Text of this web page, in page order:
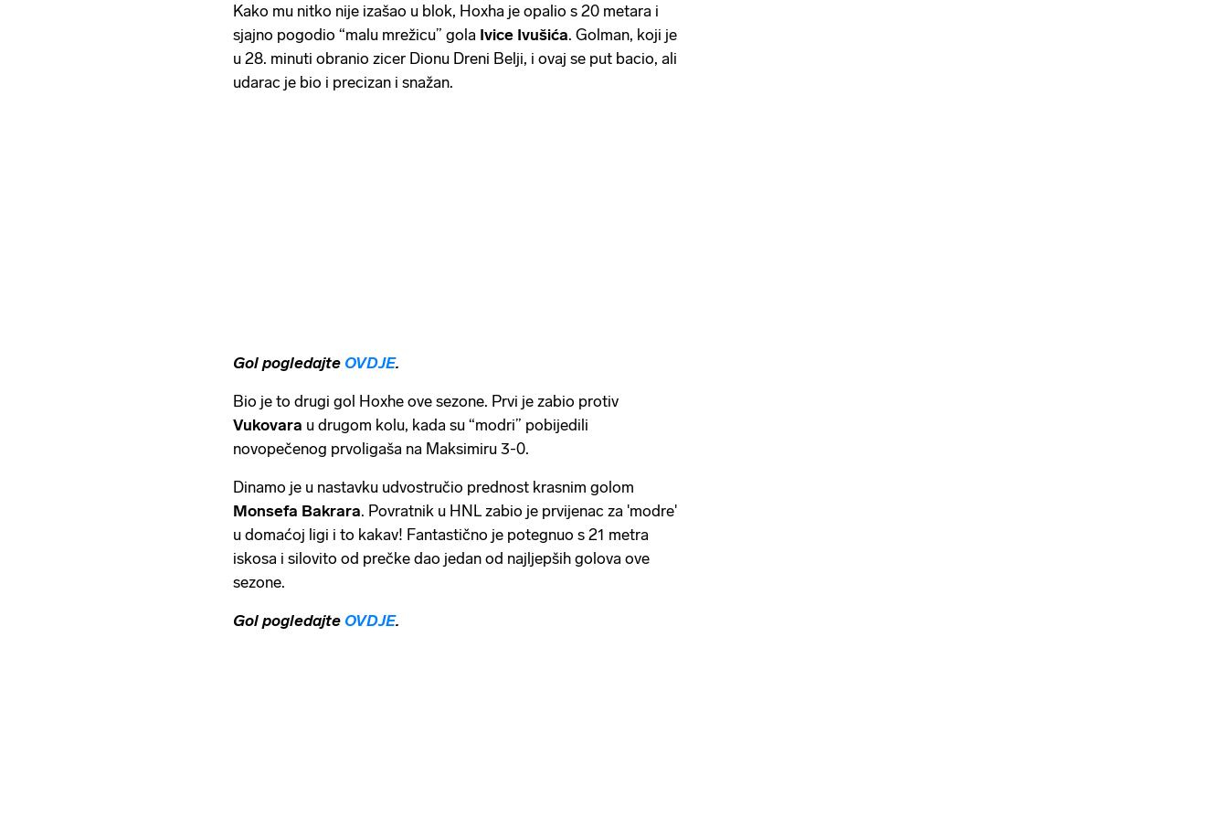
Kako mu nitko nije izašao u blok, Hoxha je opalio s 20 metara i
sjajno pogodio “malu mrežicu” gola Ivice Ivušića. Golman, koji je
u 28. minuti obranio zicer Dionu Dreni Belji, i ovaj se put bacio, ali
udarac je bio i precizan i snažan.
Gol pogledajte OVDJE.
Bio je to drugi gol Hoxhe ove sezone. Prvi je zabio protiv
Vukovara u drugom kolu, kada su “modri” pobijedili
novopečenog prvoligaša na Maksimiru 3-0.
Dinamo je u nastavku udvostručio prednost krasnim golom
Monsefa Bakrara. Povratnik u HNL zabio je prvijenac za 'modre'
u domaćoj ligi i to kakav! Fantastično je potegnuo s 21 metra
iskosa i silovito od prečke dao jedan od najljepših golova ove
sezone.
Gol pogledajte OVDJE.